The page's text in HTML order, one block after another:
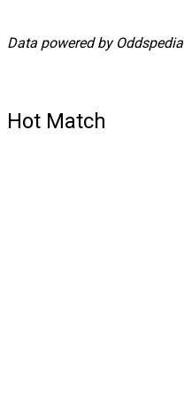
Data powered by Oddspedia
Hot Match